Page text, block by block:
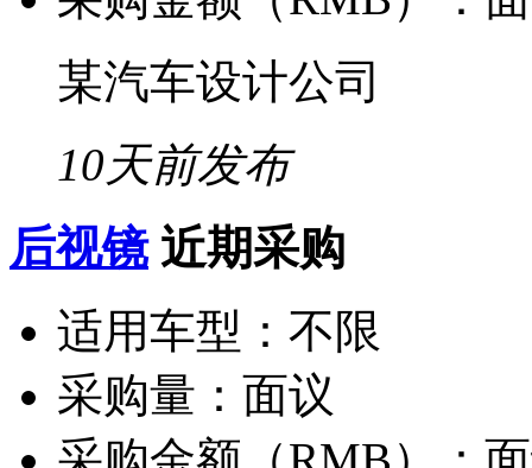
某汽车设计公司
10天前发布
后视镜 近期采购
适用车型： 不限
采购量： 面议